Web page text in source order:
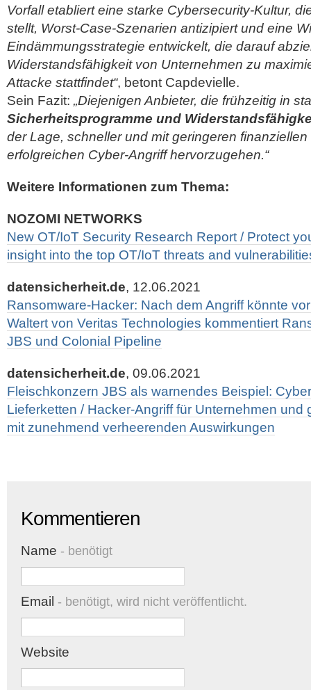
Vorfall etabliert eine starke Cybersecurity-Kultur,
stellt, Worst-Case-Szenarien antizipiert und eine
Eindämmungsstrategie entwickelt, die darauf
Widerstandsfähigkeit von Unternehmen zu
Attacke stattfindet“, betont Capdevielle.
Sein Fazit: „Diejenigen Anbieter, die frühzeitig in
Sicherheitsprogramme und
der Lage, schneller und mit geringeren
erfolgreichen Cyber-Angriff hervorzugehen.“
Weitere Informationen zum Thema:
NOZOMI NETWORKS
New OT/IoT Security Research Report / Protect
insight into the top OT/IoT threats and
datensicherheit.de, 12.06.2021
Ransomware-Hacker: Nach dem Angriff könnte
Waltert von Veritas Technologies kommentiert
JBS und Colonial Pipeline
datensicherheit.de, 09.06.2021
Fleischkonzern JBS als warnendes Beispiel:
Lieferketten / Hacker-Angriff für Unternehmen und
mit zunehmend verheerenden Auswirkungen
Kommentieren
Name - benötigt
Email - benötigt, wird nicht veröffentlicht.
Website